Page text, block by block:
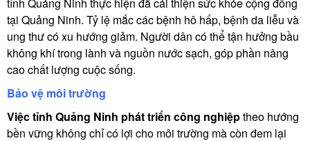
tỉnh Quảng Ninh thực hiện đã cải thiện sức khỏe cộng đồng
tại Quảng Ninh. Tỷ lệ mắc các bệnh hô hấp, bệnh da liễu và
ung thư có xu hướng giảm. Người dân có thể tận hưởng bầu
không khí trong lành và nguồn nước sạch, góp phần nâng
cao chất lượng cuộc sống.
Bảo vệ môi trường
Việc tỉnh Quảng Ninh phát triển công nghiệptheo hướng
bền vững không chỉ có lợi cho môi trường mà còn đem lại